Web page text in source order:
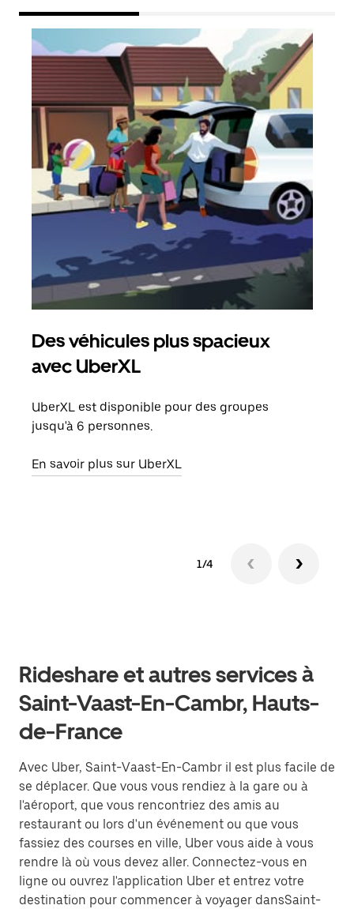
Des véhicules plus spacieux
avec UberXL
UberXL est disponible pour des groupes
jusqu'à 6 personnes.
En savoir plus sur UberXL
1/4
Rideshare et autres services à
Saint-Vaast-En-Cambr, Hauts-
de-France
Avec Uber, Saint-Vaast-En-Cambr il est plus facile de
se déplacer. Que vous vous rendiez à la gare ou à
l'aéroport, que vous rencontriez des amis au
restaurant ou lors d'un événement ou que vous
fassiez des courses en ville, Uber vous aide à vous
rendre là où vous devez aller. Connectez-vous en
ligne ou ouvrez l'application Uber et entrez votre
destination pour commencer à voyager dansSaint-